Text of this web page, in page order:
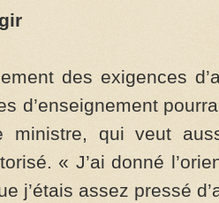
des exigences
d’enseignement
ministre, qui veut
« J’ai donné
j’étais assez pressé